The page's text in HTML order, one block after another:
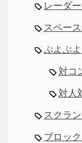
レーダ
スペー
ぷよぷよ
対コ
対人
スクラ
ブロッ